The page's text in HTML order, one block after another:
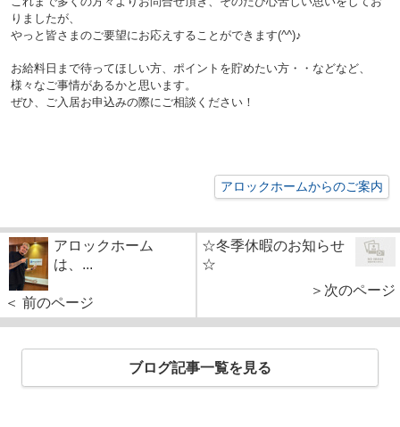
りましたが、
やっと皆さまのご要望にお応えすることができます(^^)♪
お給料日まで待ってほしい方、ポイントを貯めたい方・・などなど、
様々なご事情があるかと思います。
ぜひ、ご入居お申込みの際にご相談ください！
アロックホームからのご案内
アロックホーム
は、...
＜ 前のページ
☆冬季休暇のお知らせ
☆
＞次のページ
ブログ記事一覧を見る